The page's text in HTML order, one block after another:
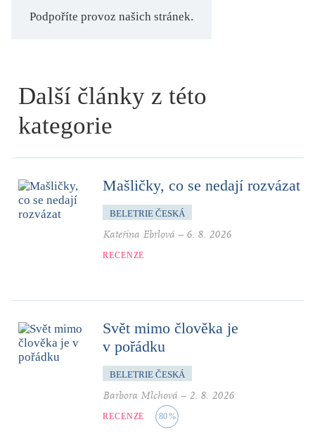
Podpoříte provoz našich stránek.
Další články z této
kategorie
Mašličky, co se nedají rozvázat
BELETRIE ČESKÁ
Kateřina Ebrlová – 6. 8. 2026
RECENZE
Svět mimo člověka je
v pořádku
BELETRIE ČESKÁ
Barbora Mlchová – 2. 8. 2026
RECENZE 80%